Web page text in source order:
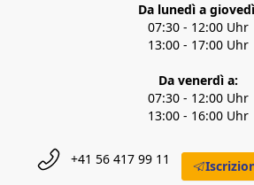
Da lunedì a
07:30 - 12:00 Uhr
13:00 - 17:00 Uhr
Da venerdì a:
07:30 - 12:00 Uhr
13:00 - 16:00 Uhr
+41 56 417 99 11